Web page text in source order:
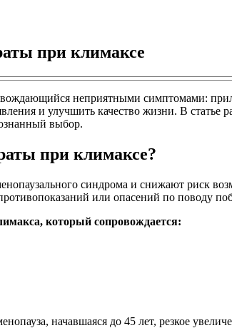
при климаксе
неприятными симптомами:
и улучшить качество жизни. В
выбор.
при климаксе?
синдрома и снижают риск
или опасений по поводу
который сопровождается:
начавшаяся до 45 лет, резкое